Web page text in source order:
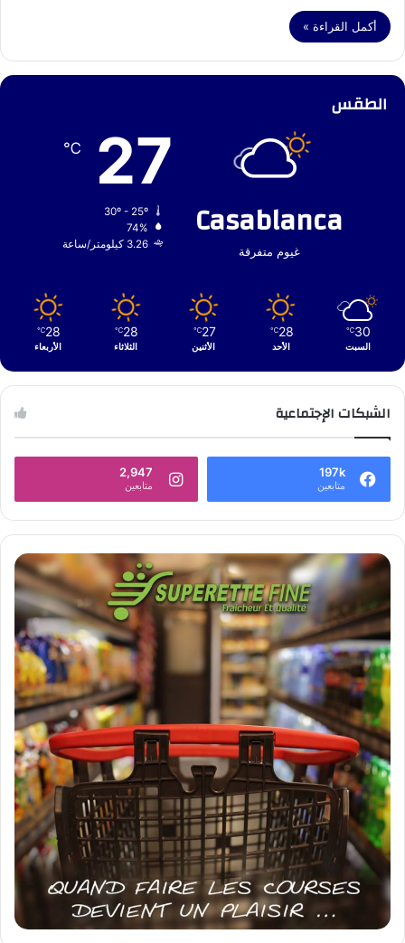
أكمل القراءة »
الطقس
Casablanca
غيوم متفرقة
27
℃
74%
3.26 كيلومتر/ساعة
30
℃
السبت
28
℃
الأحد
27
℃
الأثنين
28
℃
الثلاثاء
28
℃
الأربعاء
الشبكات الإجتماعية
197k
متابعين
2,947
متابعين